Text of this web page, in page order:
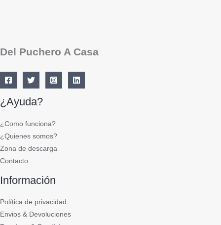
Del Puchero A Casa
¿Ayuda?
¿Como funciona?
¿Quienes somos?
Zona de descarga
Contacto
Información
Política de privacidad
Envios & Devoluciones